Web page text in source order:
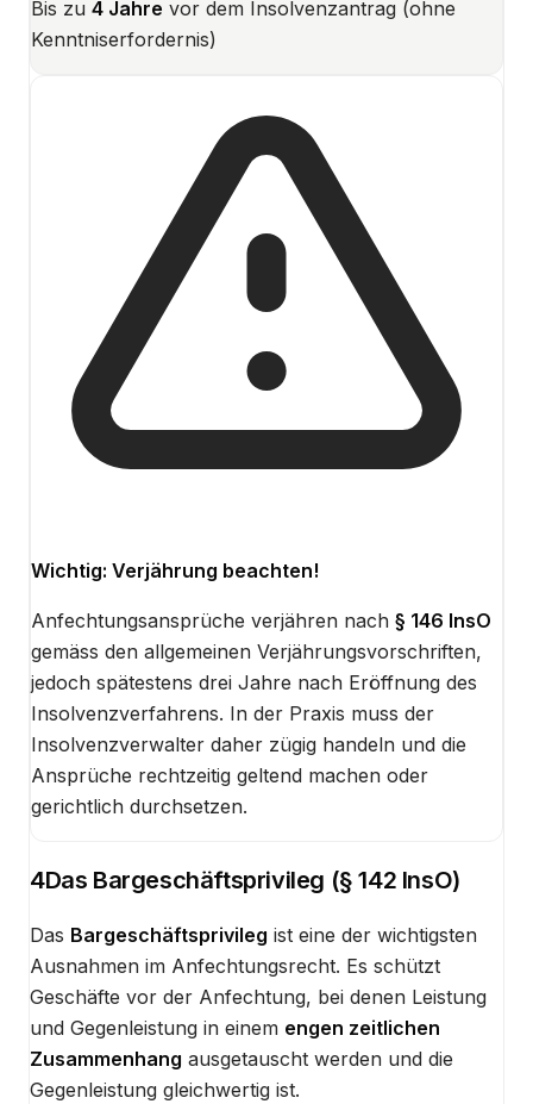
Bis zu 4 Jahre vor dem Insolvenzantrag (ohne
Kenntniserfordernis)
Wichtig: Verjährung beachten!
Anfechtungsansprüche verjähren nach § 146 InsO
gemäss den allgemeinen Verjährungsvorschriften,
jedoch spätestens drei Jahre nach Eröffnung des
Insolvenzverfahrens. In der Praxis muss der
Insolvenzverwalter daher zügig handeln und die
Ansprüche rechtzeitig geltend machen oder
gerichtlich durchsetzen.
4Das Bargeschäftsprivileg (§ 142 InsO)
Das Bargeschäftsprivileg ist eine der wichtigsten
Ausnahmen im Anfechtungsrecht. Es schützt
Geschäfte vor der Anfechtung, bei denen Leistung
und Gegenleistung in einem engen zeitlichen
Zusammenhang ausgetauscht werden und die
Gegenleistung gleichwertig ist.